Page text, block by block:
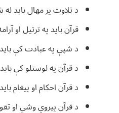
د تلاوت پر مهال باید له
قرآن باید په ترتیل او
د شپې په عبادت کې
د قرآن په لوستلو کې باید
د قرآن احکام او پیغام
د قرآن پیروي وشي او